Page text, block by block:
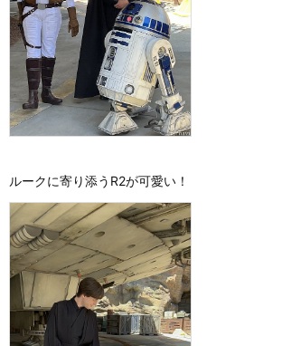
ルークに寄り添うR2が可愛い！